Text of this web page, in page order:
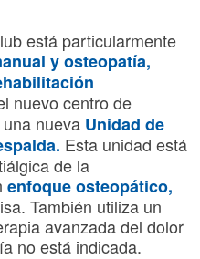
está particularmente
y osteopatía,
nuevo centro de
nueva Unidad de
Esta unidad está
de la
enfoque osteopático,
También utiliza un
avanzada del dolor
no está indicada.